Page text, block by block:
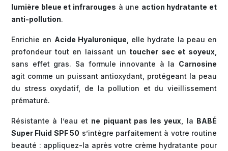
lumière bleue et infrarouges à une action hydratante et
anti-pollution.
Enrichie en Acide Hyaluronique , elle hydrate la peau en
profondeur tout en laissant un toucher sec et soyeux
sans effet gras. Sa formule innovante à la Carnosine
agit comme un puissant antioxydant, protégeant la peau
du stress oxydatif, de la pollution et du vieillissement
prématuré.
Résistante à l’eau et ne piquant pas les yeux , la BABÉ
Super Fluid SPF 50 s’intègre parfaitement à votre routine
beauté : appliquez-la après votre crème hydratante pour